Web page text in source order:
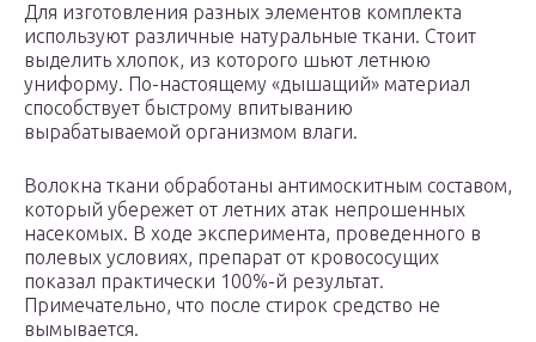
Для изготовления разных элементов комплекта
используют различные натуральные ткани. Стоит
выделить хлопок, из которого шьют летнюю
униформу. По-настоящему «дышащий» материал
способствует быстрому впитыванию
вырабатываемой организмом влаги.
Волокна ткани обработаны антимоскитным составом,
который убережет от летних атак непрошенных
насекомых. В ходе эксперимента, проведенного в
полевых условиях, препарат от кровососущих
показал практически 100%-й результат.
Примечательно, что после стирок средство не
вымывается.